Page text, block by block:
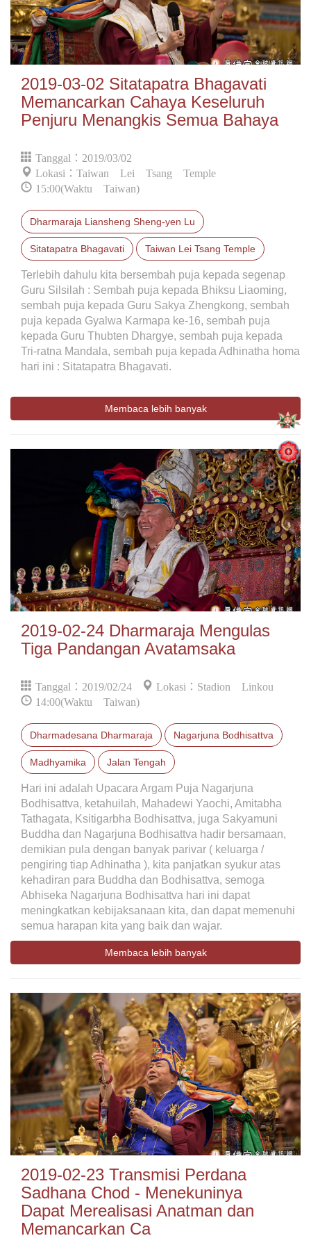
2019-03-02 Sitatapatra Bhagavati
Memancarkan Cahaya Keseluruh
Penjuru Menangkis Semua Bahaya
Tanggal：2019/03/02
Lokasi：Taiwan Lei Tsang Temple
15:00(Waktu Taiwan)
Dharmaraja Liansheng Sheng-yen Lu
Sitatapatra Bhagavati Taiwan Lei Tsang Temple
Terlebih dahulu kita bersembah puja kepada segenap
Guru Silsilah : Sembah puja kepada Bhiksu Liaoming,
sembah puja kepada Guru Sakya Zhengkong, sembah
puja kepada Gyalwa Karmapa ke-16, sembah puja
kepada Guru Thubten Dhargye, sembah puja kepada
Tri-ratna Mandala, sembah puja kepada Adhinatha homa
hari ini : Sitatapatra Bhagavati.
Membaca lebih banyak
2019-02-24 Dharmaraja Mengulas
Tiga Pandangan Avatamsaka
Tanggal：2019/02/24
Lokasi：Stadion Linkou
14:00(Waktu Taiwan)
Dharmadesana Dharmaraja Nagarjuna Bodhisattva
Madhyamika Jalan Tengah
Hari ini adalah Upacara Argam Puja Nagarjuna
Bodhisattva, ketahuilah, Mahadewi Yaochi, Amitabha
Tathagata, Ksitigarbha Bodhisattva, juga Sakyamuni
Buddha dan Nagarjuna Bodhisattva hadir bersamaan,
demikian pula dengan banyak parivar ( keluarga /
pengiring tiap Adhinatha ), kita panjatkan syukur atas
kehadiran para Buddha dan Bodhisattva, semoga
Abhiseka Nagarjuna Bodhisattva hari ini dapat
meningkatkan kebijaksanaan kita, dan dapat memenuhi
semua harapan kita yang baik dan wajar.
Membaca lebih banyak
2019-02-23 Transmisi Perdana
Sadhana Chod - Menekuninya
Dapat Merealisasi Anatman dan
Memancarkan Ca